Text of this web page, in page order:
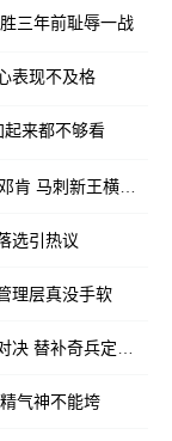
三年前耻辱一战
表现不及格
来都不够看
刺新王横空出世
选引热议
理层真没手软
替补奇兵定乾坤
气神不能垮